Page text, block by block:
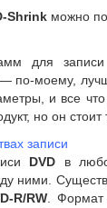
Shrink можно
для записи
— по-моему,
и все
но он
записи
DVD в
ними.
R/RW .